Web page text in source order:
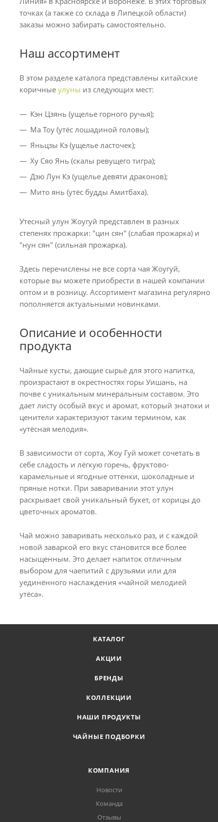
точках (а также со склада в Липецкой области)
заказы можно забирать самостоятельно.
Наш ассортимент
В этом разделе каталога представлены китайские
коричные улуны из следующих мест:
Кэн Цзянь (ущелье горного ручья);
Ма Тоу (утёс лошадиной головы);
Яньцзы Кэ (ущелье ласточек);
Ху Сяо Янь (скалы ревущего тигра);
Дзю Лун Кэ (ущелье девяти драконов);
Мито янь (утёс будды Амитбаха).
Утесный улун Жоугуй представлен в разных
степенях прожарки: "цин сян" (слабая прожарка) и
"нун сян" (сильная прожарка).
Здесь перечислены не все сорта чая Жоугуй,
которые вы можете приобрести в нашей компании
оптом и в розницу. Ассортимент магазина регулярно
пополняется актуальными новинками.
Описание и особенности
продукта
Чайные кусты, дающие сырьё для этого напитка,
произрастают в окрестностях горы Уишань, на
почве с уникальным минеральным составом. Это
дает листу особый вкус и аромат, который знатоки и
ценители характеризуют таким термином, как
«утёсная мелодия».
В зависимости от сорта, Жоу Гуй может сочетать в
себе сладость и лёгкую горечь, фруктово-
карамельные и ягодные оттенки, шоколадные и
пряные нотки. При заваривании этот улун
раскрывает свой уникальный букет, от корицы до
цветочных ароматов.
Чай можно заваривать несколько раз, и с каждой
новой заваркой его вкус становится всё более
насыщенным. Это делает напиток отличным
выбором для чаепитий с друзьями или для
уединённого наслаждения «чайной мелодией
утёса».
КАТАЛОГ
АКЦИИ
БРЕНДЫ
КОЛЛЕКЦИИ
НАШИ ПРОДУКТЫ
ЧАЙНЫЕ ПОДБОРКИ
КОМПАНИЯ
Новости
Команда
Отзывы